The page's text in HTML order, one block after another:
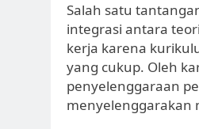
Salah satu
integrasi antara
kerja karena
yang cukup. Oleh
penyelenggaraan
menyelenggarakan